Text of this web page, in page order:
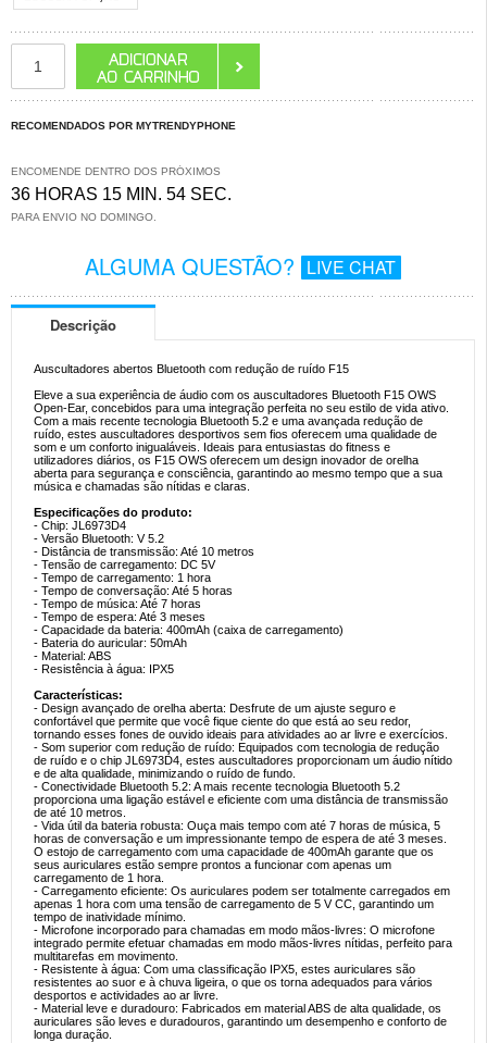
RECOMENDADOS POR MYTRENDYPHONE
ENCOMENDE DENTRO DOS PRÓXIMOS
36 HORAS 15 MIN. 53 SEC.
PARA ENVIO NO DOMINGO.
ALGUMA QUESTÃO? LIVE CHAT
Descrição
Auscultadores abertos Bluetooth com redução de ruído F15
Eleve a sua experiência de áudio com os auscultadores Bluetooth F15 OWS
Open-Ear, concebidos para uma integração perfeita no seu estilo de vida ativo.
Com a mais recente tecnologia Bluetooth 5.2 e uma avançada redução de
ruído, estes auscultadores desportivos sem fios oferecem uma qualidade de
som e um conforto inigualáveis. Ideais para entusiastas do fitness e
utilizadores diários, os F15 OWS oferecem um design inovador de orelha
aberta para segurança e consciência, garantindo ao mesmo tempo que a sua
música e chamadas são nítidas e claras.
Especificações do produto:
- Chip: JL6973D4
- Versão Bluetooth: V 5.2
- Distância de transmissão: Até 10 metros
- Tensão de carregamento: DC 5V
- Tempo de carregamento: 1 hora
- Tempo de conversação: Até 5 horas
- Tempo de música: Até 7 horas
- Tempo de espera: Até 3 meses
- Capacidade da bateria: 400mAh (caixa de carregamento)
- Bateria do auricular: 50mAh
- Material: ABS
- Resistência à água: IPX5
Características:
- Design avançado de orelha aberta: Desfrute de um ajuste seguro e
confortável que permite que você fique ciente do que está ao seu redor,
tornando esses fones de ouvido ideais para atividades ao ar livre e exercícios.
- Som superior com redução de ruído: Equipados com tecnologia de redução
de ruído e o chip JL6973D4, estes auscultadores proporcionam um áudio nítido
e de alta qualidade, minimizando o ruído de fundo.
- Conectividade Bluetooth 5.2: A mais recente tecnologia Bluetooth 5.2
proporciona uma ligação estável e eficiente com uma distância de transmissão
de até 10 metros.
- Vida útil da bateria robusta: Ouça mais tempo com até 7 horas de música, 5
horas de conversação e um impressionante tempo de espera de até 3 meses.
O estojo de carregamento com uma capacidade de 400mAh garante que os
seus auriculares estão sempre prontos a funcionar com apenas um
carregamento de 1 hora.
- Carregamento eficiente: Os auriculares podem ser totalmente carregados em
apenas 1 hora com uma tensão de carregamento de 5 V CC, garantindo um
tempo de inatividade mínimo.
- Microfone incorporado para chamadas em modo mãos-livres: O microfone
integrado permite efetuar chamadas em modo mãos-livres nítidas, perfeito para
multitarefas em movimento.
- Resistente à água: Com uma classificação IPX5, estes auriculares são
resistentes ao suor e à chuva ligeira, o que os torna adequados para vários
desportos e actividades ao ar livre.
- Material leve e duradouro: Fabricados em material ABS de alta qualidade, os
auriculares são leves e duradouros, garantindo um desempenho e conforto de
longa duração.